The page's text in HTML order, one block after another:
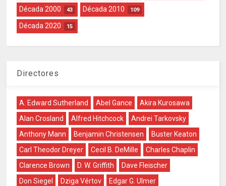
Década 2000 43 Década 2010 109
Década 2020 15
Directores
A. Edward Sutherland Abel Gance
Akira Kurosawa
Alan Crosland
Alfred Hitchcock
Andrei Tarkovsky
Anthony Mann
Benjamin Christensen
Buster Keaton
Carl Theodor Dreyer
Cecil B. DeMille
Charles Chaplin
Clarence Brown
D. W. Griffith
Dave Fleischer
Don Siegel
Dziga Vértov
Edgar G. Ulmer